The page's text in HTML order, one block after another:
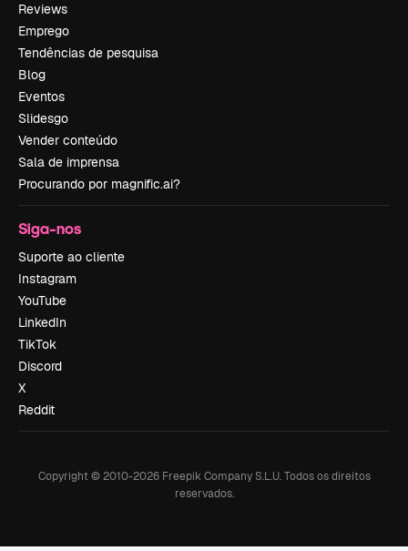
Reviews
Emprego
Tendências de pesquisa
Blog
Eventos
Slidesgo
Vender conteúdo
Sala de imprensa
Procurando por magnific.ai?
Siga-nos
Suporte ao cliente
Instagram
YouTube
LinkedIn
TikTok
Discord
X
Reddit
Copyright © 2010-2026Freepik Company S.L.U. Todos os direitos
reservados.